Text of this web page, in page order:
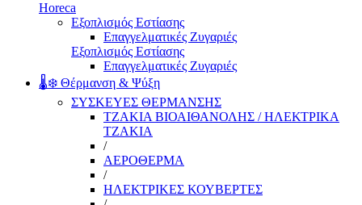
Horeca
Εξοπλισμός Εστίασης
Επαγγελματικές Ζυγαριές
Εξοπλισμός Εστίασης
Επαγγελματικές Ζυγαριές
🌡️❄️ Θέρμανση & Ψύξη
ΣΥΣΚΕΥΕΣ ΘΕΡΜΑΝΣΗΣ
ΤΖΑΚΙΑ ΒΙΟΑΙΘΑΝΟΛΗΣ / ΗΛΕΚΤΡΙΚΑ
ΤΖΑΚΙΑ
/
ΑΕΡΟΘΕΡΜΑ
/
ΗΛΕΚΤΡΙΚΕΣ ΚΟΥΒΕΡΤΕΣ